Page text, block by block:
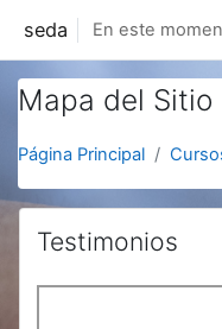
seda En este
Mapa del Sitio
Página Principal
Testimonios